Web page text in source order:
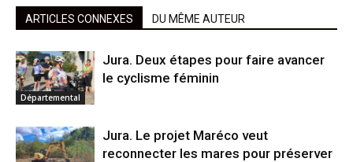
ARTICLES CONNEXES DU MÊME AUTEUR
Départemental
Jura. Deux étapes pour faire avancer
le cyclisme féminin
Jura. Le projet Maréco veut
reconnecter les mares pour préserver